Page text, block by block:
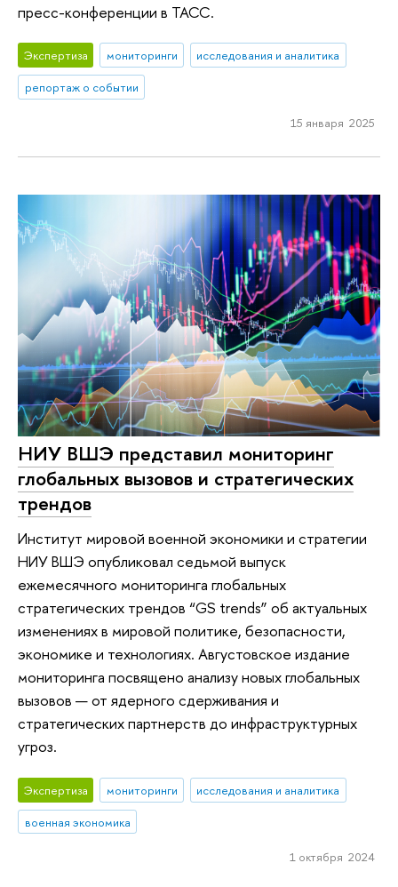
пресс-конференции в ТАСС.
Экспертиза мониторинги
исследования и аналитика
репортаж о событии
15 января 2025
НИУ ВШЭ представил мониторинг
глобальных вызовов и стратегических
трендов
Институт мировой военной экономики и стратегии
НИУ ВШЭ опубликовал седьмой выпуск
ежемесячного мониторинга глобальных
стратегических трендов “GS trends” об актуальных
изменениях в мировой политике, безопасности,
экономике и технологиях. Августовское издание
мониторинга посвящено анализу новых глобальных
вызовов — от ядерного сдерживания и
стратегических партнерств до инфраструктурных
угроз.
Экспертиза мониторинги
исследования и аналитика
военная экономика
1 октября 2024